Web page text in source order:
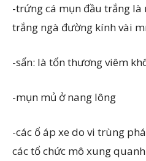
-trứng cá mụn đầu trắng là
trắng ngà đường kính vài
-sẩn: là tổn thương viêm
-mụn mủ ở nang lông
-các ổ áp xe do vi trùng
các tổ chức mô xung